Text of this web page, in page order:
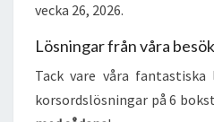
vecka 26, 2026.
Lösningar från våra
Tack vare våra
korsordslösningar på 6